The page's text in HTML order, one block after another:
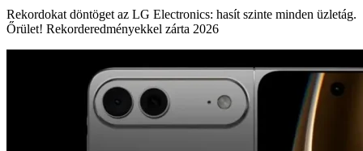
Rekordokat döntöget az LG Electronics: hasít szinte minden üzletág.
Őrület! Rekorderedményekkel zárta 2026